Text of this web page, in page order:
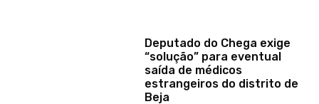
Deputado do Chega exige
“solução” para eventual
saída de médicos
estrangeiros do distrito de
Beja